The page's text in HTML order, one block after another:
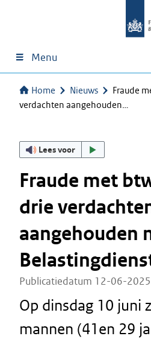
Menu
Home Nieuws
Fraude
verdachten aangehouden…
Lees voor
Fraude met
drie
aangehouden
Publicatiedatum 12-06-
Op dinsdag 10 juni
mannen (41en 29